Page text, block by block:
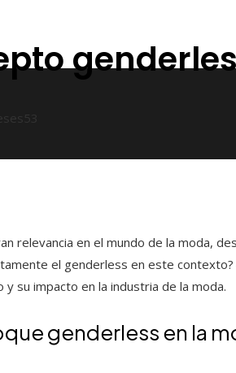
relevancia en el mundo de la moda,
el genderless en este contexto?
su impacto en la industria de la moda.
genderless en la